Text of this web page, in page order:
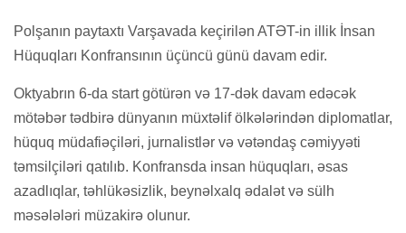
Polşanın paytaxtı Varşavada keçirilən ATƏT-in illik İnsan
Hüquqları Konfransının üçüncü günü davam edir.
Oktyabrın 6-da start götürən və 17-dək davam edəcək
mötəbər tədbirə dünyanın müxtəlif ölkələrindən diplomatlar,
hüquq müdafiəçiləri, jurnalistlər və vətəndaş cəmiyyəti
təmsilçiləri qatılıb. Konfransda insan hüquqları, əsas
azadlıqlar, təhlükəsizlik, beynəlxalq ədalət və sülh
məsələləri müzakirə olunur.